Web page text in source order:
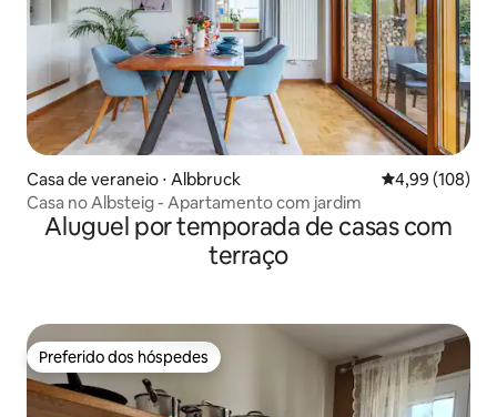
Casa de veraneio ⋅ Albbruck 4,99 de uma
4,99 (108)
Casa no Albsteig - Apartamento com jardim
Aluguel por temporada de casas com
terraço
Preferido dos hóspedes
Preferido dos hóspedes